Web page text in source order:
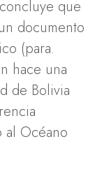
que
documento
(para.
hace una
de Bolivia
al Océano